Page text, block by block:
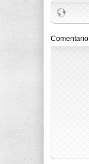
Comentario